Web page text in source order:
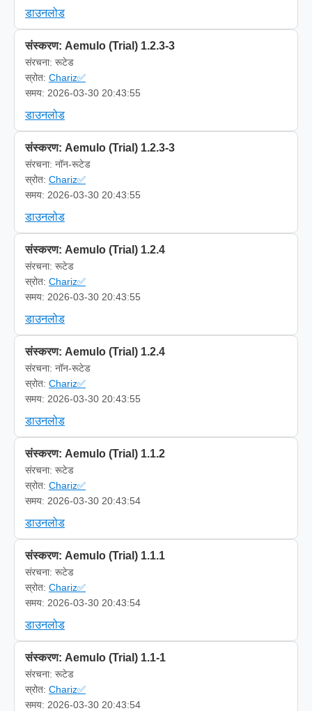
डाउनलोड
संस्करण: Aemulo (Trial) 1.2.3-3
संरचना: रूटेड
स्रोत: Chariz✅
समय: 2026-03-30 20:43:55
डाउनलोड
संस्करण: Aemulo (Trial) 1.2.3-3
संरचना: नॉन-रूटेड
स्रोत: Chariz✅
समय: 2026-03-30 20:43:55
डाउनलोड
संस्करण: Aemulo (Trial) 1.2.4
संरचना: रूटेड
स्रोत: Chariz✅
समय: 2026-03-30 20:43:55
डाउनलोड
संस्करण: Aemulo (Trial) 1.2.4
संरचना: नॉन-रूटेड
स्रोत: Chariz✅
समय: 2026-03-30 20:43:55
डाउनलोड
संस्करण: Aemulo (Trial) 1.1.2
संरचना: रूटेड
स्रोत: Chariz✅
समय: 2026-03-30 20:43:54
डाउनलोड
संस्करण: Aemulo (Trial) 1.1.1
संरचना: रूटेड
स्रोत: Chariz✅
समय: 2026-03-30 20:43:54
डाउनलोड
संस्करण: Aemulo (Trial) 1.1-1
संरचना: रूटेड
स्रोत: Chariz✅
समय: 2026-03-30 20:43:54